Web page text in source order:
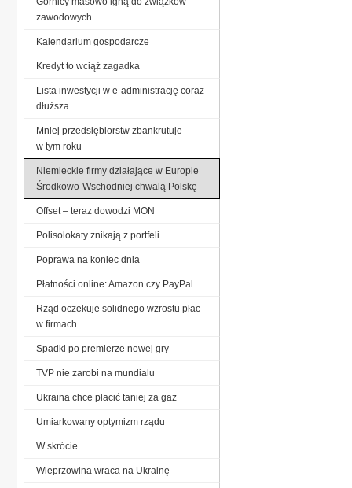
zawodowych
Kalendarium gospodarcze
Kredyt to wciąż zagadka
Lista inwestycji w e-administrację coraz
dłuższa
Mniej przedsiębiorstw zbankrutuje
w tym roku
Niemieckie firmy działające w Europie
Środkowo-Wschodniej chwalą Polskę
Offset – teraz dowodzi MON
Polisolokaty znikają z portfeli
Poprawa na koniec dnia
Płatności online: Amazon czy PayPal
Rząd oczekuje solidnego wzrostu płac
w firmach
Spadki po premierze nowej gry
TVP nie zarobi na mundialu
Ukraina chce płacić taniej za gaz
Umiarkowany optymizm rządu
W skrócie
Wieprzowina wraca na Ukrainę